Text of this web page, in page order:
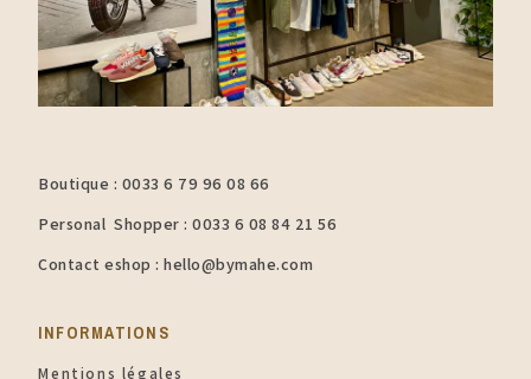
Boutique : 0033 6 79 96 08 66
Personal Shopper : 0033 6 08 84 21 56
Contact eshop : hello@bymahe.com
INFORMATIONS​
Mentions légales